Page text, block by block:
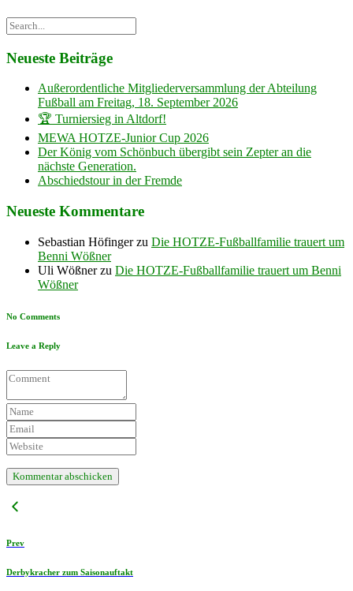
Neueste Beiträge
Außerordentliche Mitgliederversammlung der Abteilung
Fußball am Freitag, 18. September 2026
🏆 Turniersieg in Altdorf!
MEWA HOTZE-Junior Cup 2026
Der König vom Schönbuch übergibt sein Zepter an die
nächste Generation.
Abschiedstour in der Fremde
Neueste Kommentare
Sebastian Höfingerzu Die HOTZE-Fußballfamilie trauert um
Benni Wößner
Uli Wößnerzu Die HOTZE-Fußballfamilie trauert um Benni
Wößner
No Comments
Leave a Reply
Prev
Derbykracher zum Saisonauftakt